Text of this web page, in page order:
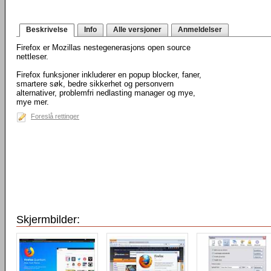
Beskrivelse Info Alle versjoner Anmeldelser
Firefox er Mozillas nestegenerasjons open source
nettleser.
Firefox funksjoner inkluderer en popup blocker, faner,
smartere søk, bedre sikkerhet og personvern
alternativer, problemfri nedlasting manager og mye,
mye mer.
Foreslå rettinger
Skjermbilder: